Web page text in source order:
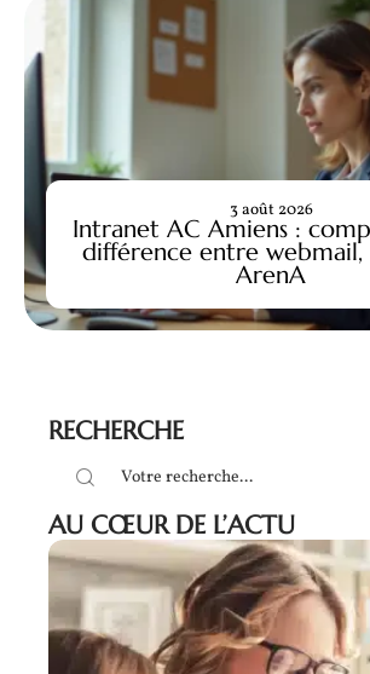
Intranet AC Amiens :
différence entre webmail,
ArenA
3 août 2026
RECHERCHE
AU CŒUR DE L’ACTU